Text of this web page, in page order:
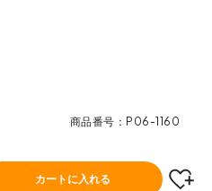
商品番号 P06-1160
カートに入れる